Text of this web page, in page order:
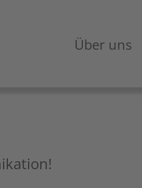
Über uns